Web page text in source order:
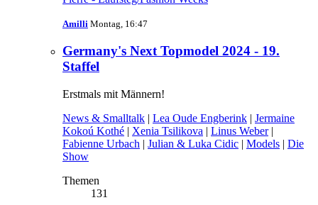
Amilli Montag, 16:47
Germany's Next Topmodel 2024 - 19.
Staffel
Erstmals mit Männern!
News & Smalltalk | Lea Oude Engberink | Jermaine
Kokoú Kothé | Xenia Tsilikova | Linus Weber|
Fabienne Urbach | Julian & Luka Cidic | Models | Die
Show
Themen
131